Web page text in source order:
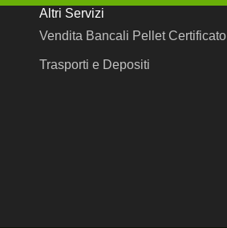
Altri Servizi
Vendita Bancali Pellet Certificato
Trasporti e Depositi